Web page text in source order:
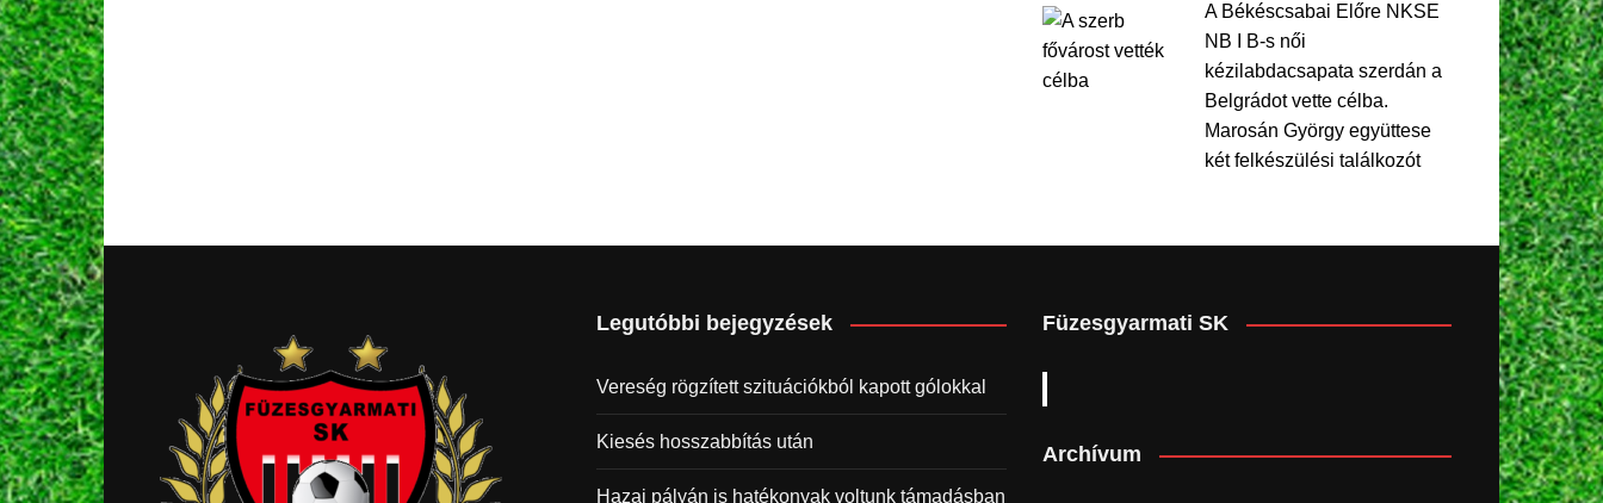
A Békéscsabai Előre NKSE
NB I B-s női
kézilabdacsapata szerdán a
Belgrádot vette célba.
Marosán György együttese
két felkészülési találkozót
Legutóbbi bejegyzések
Vereség rögzített szituációkból kapott gólokkal
Kiesés hosszabbítás után
Hazai pályán is hatékonyak voltunk támadásban
Füzesgyarmati SK
Archívum